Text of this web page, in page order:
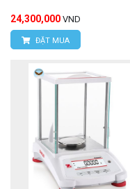
24,300,000 VND
ĐẶT MUA